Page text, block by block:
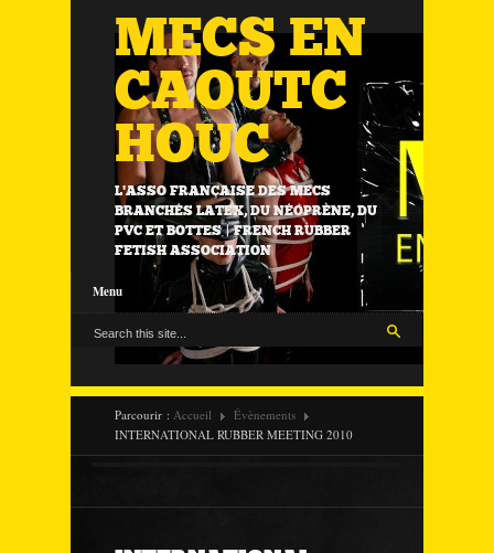
MECS EN
CAOUTC
HOUC
L'ASSO FRANÇAISE DES MECS
BRANCHÉS LATEX, DU NÉOPRÈNE, DU
PVC ET BOTTES | FRENCH RUBBER
FETISH ASSOCIATION
Menu
Parcourir : Accueil
Évènements
INTERNATIONAL RUBBER MEETING 2010